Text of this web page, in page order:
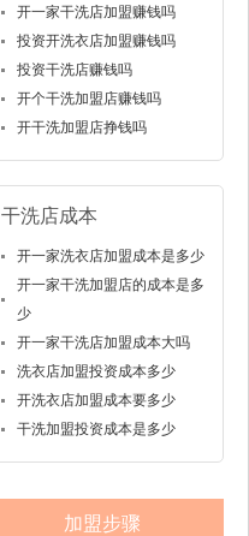
开一家干洗店加盟赚钱吗
投资开洗衣店加盟赚钱吗
投资干洗店赚钱吗
开个干洗加盟店赚钱吗
开干洗加盟店挣钱吗
干洗店成本
开一家洗衣店加盟成本是多少
开一家干洗加盟店的成本是多
少
开一家干洗店加盟成本大吗
洗衣店加盟投资成本多少
开洗衣店加盟成本要多少
干洗加盟投资成本是多少
加盟步骤